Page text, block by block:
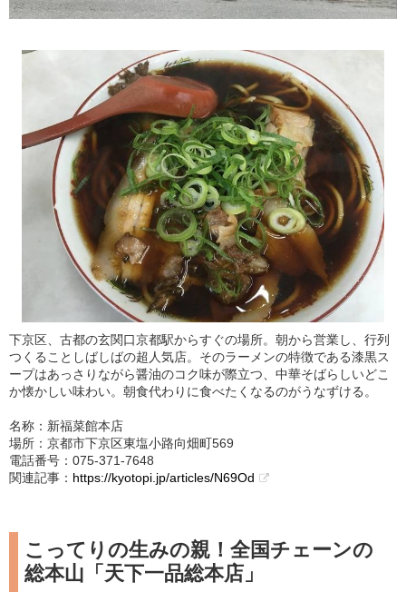
下京区、古都の玄関口京都駅からすぐの場所。朝から営業し、行列
つくることしばしばの超人気店。そのラーメンの特徴である漆黒ス
ープはあっさりながら醤油のコク味が際立つ、中華そばらしいどこ
か懐かしい味わい。朝食代わりに食べたくなるのがうなずける。
名称：新福菜館本店
場所：京都市下京区東塩小路向畑町569
電話番号：075-371-7648
関連記事： https://kyotopi.jp/articles/N69Od
こってりの生みの親！全国チェーンの
総本山「天下一品総本店」